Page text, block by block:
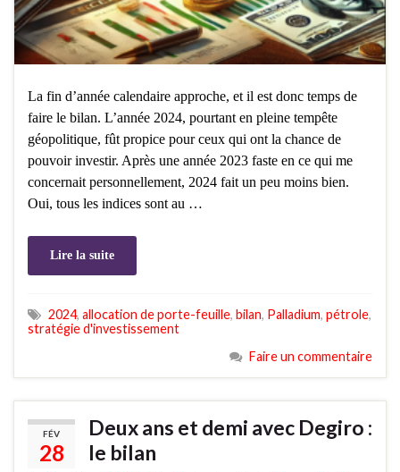
La fin d’année calendaire approche, et il est donc temps de
faire le bilan. L’année 2024, pourtant en pleine tempête
géopolitique, fût propice pour ceux qui ont la chance de
pouvoir investir. Après une année 2023 faste en ce qui me
concernait personnellement, 2024 fait un peu moins bien.
Oui, tous les indices sont au …
Lire la suite
2024, allocation de porte-feuille, bilan, Palladium, pétrole,
stratégie d'investissement
Faire un commentaire
FÉV
28
Deux ans et demi avec Degiro :
le bilan